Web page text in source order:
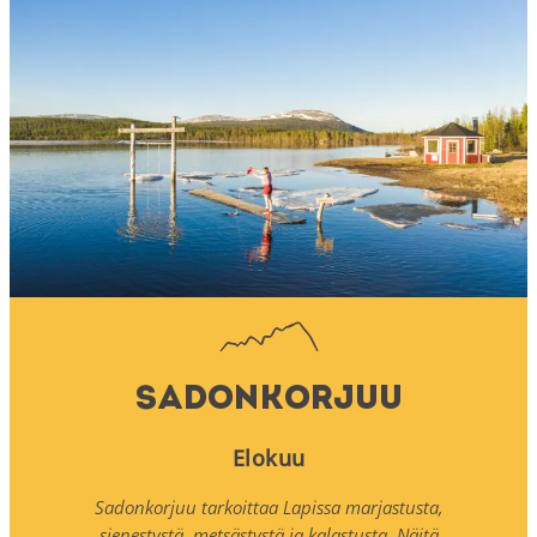
Sadonkorjuu
Elokuu
Sadonkorjuu tarkoittaa Lapissa marjastusta,